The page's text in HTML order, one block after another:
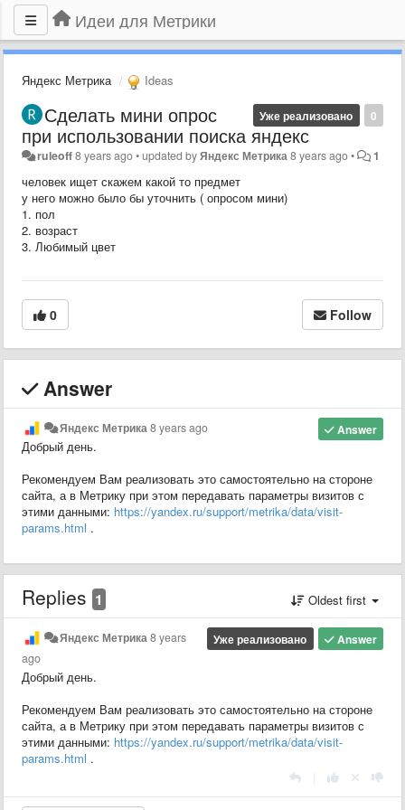
Идеи для Метрики
Яндекс Метрика Ideas
0
Уже реализовано
Сделать мини опрос
при использовании поиска яндекс
ruleoff8 years ago•updated byЯндекс Метрика 8 years ago• 1
человек ищет скажем какой то предмет
у него можно было бы уточнить ( опросом мини)
1. пол
2. возраст
3. Любимый цвет
0 Follow
Answer
Answer
Яндекс Метрика 8 years ago
Добрый день.
Рекомендуем Вам реализовать это самостоятельно на стороне
сайта, а в Метрику при этом передавать параметры визитов с
этими данными: https://yandex.ru/support/metrika/data/visit-
params.html .
Replies 1 Oldest first
Answer
Уже реализовано
Яндекс Метрика 8 years
ago
Добрый день.
Рекомендуем Вам реализовать это самостоятельно на стороне
сайта, а в Метрику при этом передавать параметры визитов с
этими данными: https://yandex.ru/support/metrika/data/visit-
params.html .